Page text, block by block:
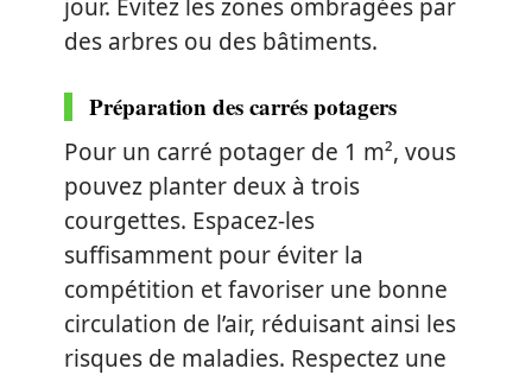
jour. Évitez les zones ombragées par
des arbres ou des bâtiments.
Préparation des carrés potagers
Pour un carré potager de 1 m², vous
pouvez planter deux à trois
courgettes. Espacez-les
suffisamment pour éviter la
compétition et favoriser une bonne
circulation de l’air, réduisant ainsi les
risques de maladies. Respectez une